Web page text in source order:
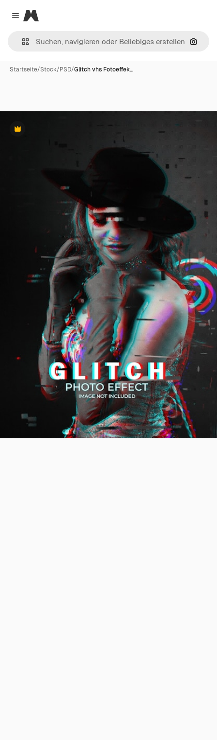
Close menu
Magnific
Nach
Startseite/Stock/PSD/Glitch vhs Fotoeffek…
Premium